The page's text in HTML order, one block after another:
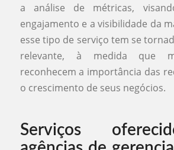
a análise de métricas,
engajamento e a visibilidade da
esse tipo de serviço tem se
relevante, à medida que
reconhecem a importância das
o crescimento de seus negócios.
Serviços